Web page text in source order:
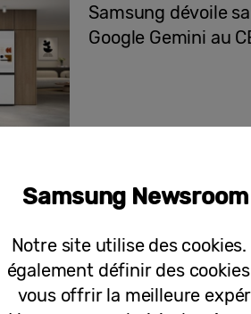
Samsung dévoile
Google Gemini au
Communiqués de
Présentation du
Samsung
Notre site utilise des
également définir des
vous offrir la meilleure